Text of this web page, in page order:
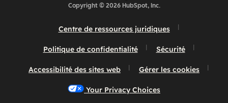
Copyright © 2026 HubSpot, Inc.
Centre de ressources juridiques
Politique de confidentialité Sécurité
Accessibilité des sites web Gérer les cookies
Your Privacy Choices